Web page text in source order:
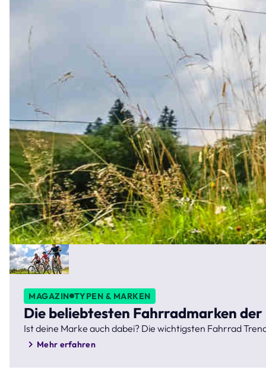
MAGAZIN TYPEN & MARKEN
Die beliebtesten Fahrradmarken der
Ist deine Marke auch dabei? Die wichtigsten Fahrrad
Mehr erfahren